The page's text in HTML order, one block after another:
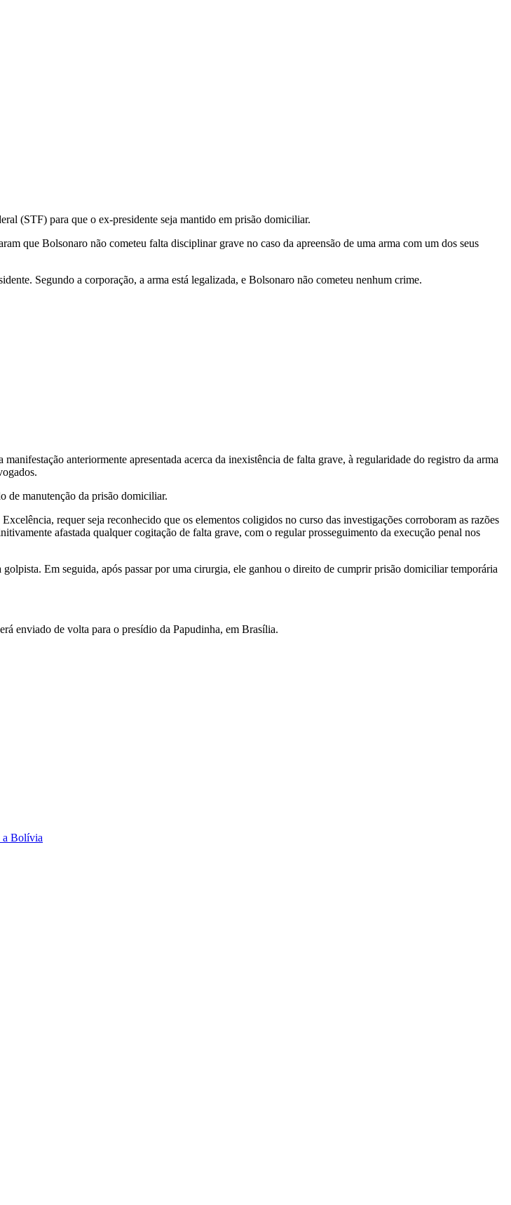
(STF) para que o ex-presidente seja mantido em prisão domiciliar.
que Bolsonaro não cometeu falta disciplinar grave no caso da apreensão de uma arma com um dos seus
Segundo a corporação, a arma está legalizada, e Bolsonaro não cometeu nenhum crime.
anteriormente apresentada acerca da inexistência de falta grave, à regularidade do registro da arma
de manutenção da prisão domiciliar.
requer seja reconhecido que os elementos coligidos no curso das investigações corroboram as razões
afastada qualquer cogitação de falta grave, com o regular prosseguimento da execução penal nos
Em seguida, após passar por uma cirurgia, ele ganhou o direito de cumprir prisão domiciliar temporária
enviado de volta para o presídio da Papudinha, em Brasília.